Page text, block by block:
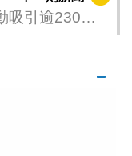
吸引逾230人